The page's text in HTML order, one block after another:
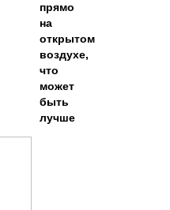
прямо
на
открытом
воздухе,
что
может
быть
лучше